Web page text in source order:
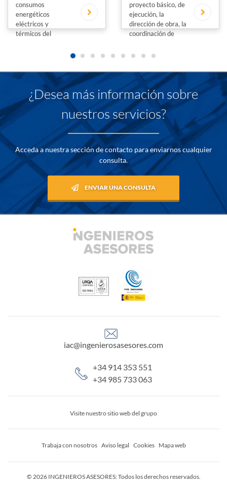
consumos
energéticos
eléctricos y
térmicos del
proyecto básico, de
ejecución, la
dirección de obra, la
coordinación de
en la...
¿Desea más información sobre
nuestros servicios?
Acceda a nuestra sección de contacto para enviarnos cualquier
consulta.
ENVIAR UNA CONSULTA
iac@ingenierosasesores.com
+34 914 353 551
+34 985 733 063
Visite nuestro sitio web del grupo
© 2026 INGENIEROS ASESORES: Todos los derechos reservados.
Trabaja con nosotros Aviso legal Cookies Mapa web